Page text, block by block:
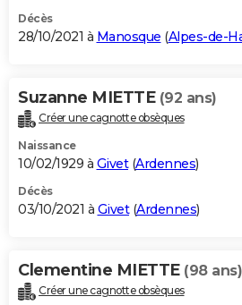
Décès
28/10/2021 à Manosque (Alpes-de-
Suzanne MIETTE (92 ans)
Créer une cagnotte obsèques
Naissance
10/02/1929 à Givet(Ardennes)
Décès
03/10/2021 à Givet(Ardennes)
Clementine MIETTE (98 ans)
Créer une cagnotte obsèques